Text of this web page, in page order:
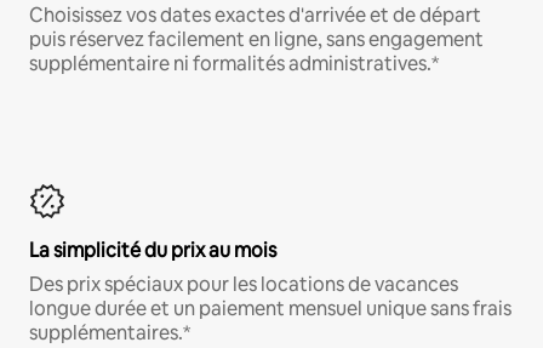
Choisissez vos dates exactes d'arrivée et de départ
puis réservez facilement en ligne, sans engagement
supplémentaire ni formalités administratives.*
La simplicité du prix au mois
Des prix spéciaux pour les locations de vacances
longue durée et un paiement mensuel unique sans frais
supplémentaires.*